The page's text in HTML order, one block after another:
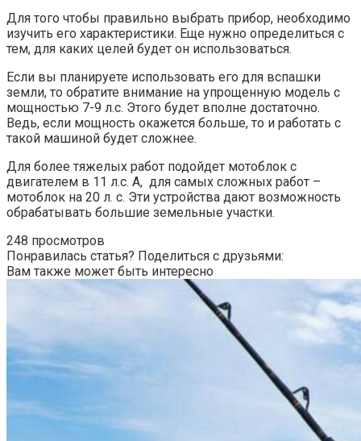
Для того чтобы правильно выбрать прибор, необходимо
изучить его характеристики. Еще нужно определиться с
тем, для каких целей будет он использоваться.
Если вы планируете использовать его для вспашки
земли, то обратите внимание на упрощенную модель с
мощностью 7-9 л.с. Этого будет вполне достаточно.
Ведь, если мощность окажется больше, то и работать с
такой машиной будет сложнее.
Для более тяжелых работ подойдет мотоблок с
двигателем в 11 л.с. А, для самых сложных работ –
мотоблок на 20 л. с. Эти устройства дают возможность
обрабатывать большие земельные участки.
248 просмотров
Понравилась статья? Поделиться с друзьями:
Вам также может быть интересно